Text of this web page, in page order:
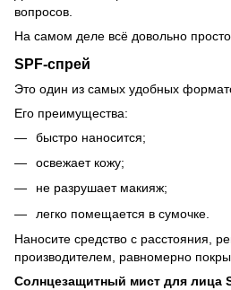
вопросов.
На самом деле всё довольно просто.
SPF-спрей
Это один из самых удобных
Его преимущества:
быстро наносится;
освежает кожу;
не разрушает макияж;
легко помещается в сумочке.
Наносите средство с расстояния,
производителем, равномерно
Солнцезащитный мист для лица